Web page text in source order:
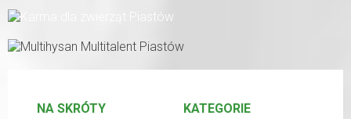
NA SKRÓTY KATEGORIE